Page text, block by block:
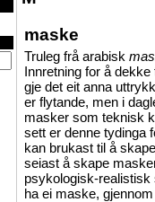
maske
Truleg frå arabisk
Innretning for å
gje det eit anna
er flytande, men i
masker som teknisk
sett er denne tydinga
kan brukast til å
seiast å skape
psykologisk-realistisk
ha ei maske,